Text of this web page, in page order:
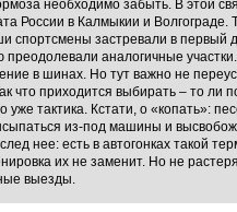
необходимо забыть. В этой
России в Калмыкии и Волгограде.
спортсмены застревали в первый
аналогичные
в шинах. Но тут важно не
что приходится выбирать – то ли
тактика. Кстати, о «копать»:
из-под машины и
нее: есть в автогонках такой
их не заменит. Но не
выезды.